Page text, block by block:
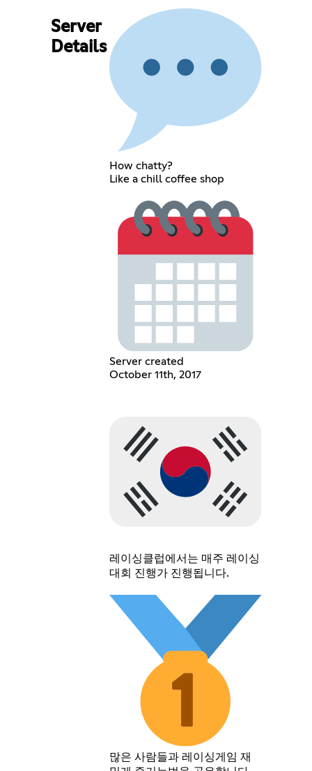
Server
Details
How chatty?
Like a chill coffee shop
Server created
October 11th, 2017
레이싱클럽에서는 매주 레이싱
대회 진행가 진행됩니다.
많은 사람들과 레이싱게임 재